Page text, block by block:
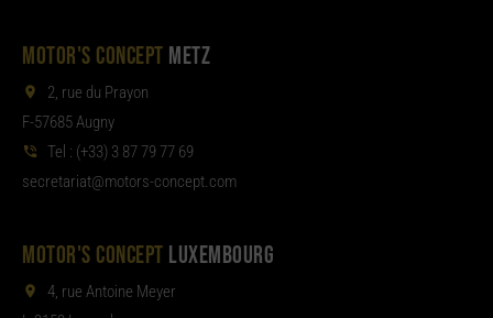
MOTOR'S CONCEPT METZ
2, rue du Prayon
F-57685 Augny
Tel : (+33) 3 87 79 77 69
moc.tpecnoc-sro
tom@tair
aterces
MOTOR'S CONCEPT LUXEMBOURG
4, rue Antoine Meyer